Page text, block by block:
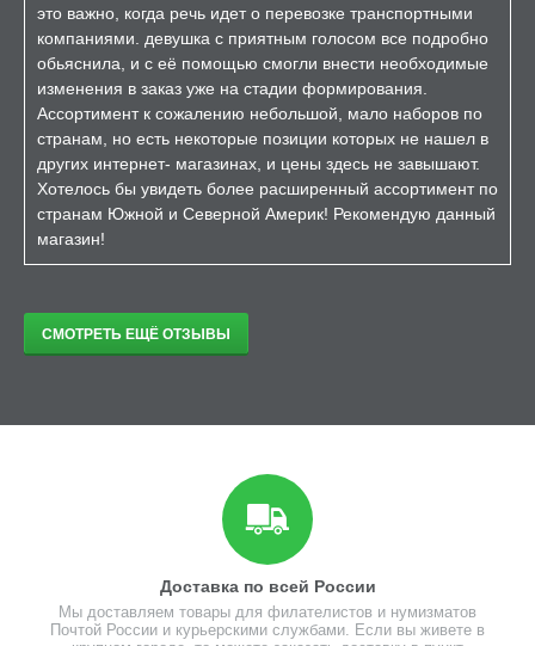
это важно, когда речь идет о перевозке транспортными
компаниями. девушка с приятным голосом все подробно
обьяснила, и с её помощью смогли внести необходимые
изменения в заказ уже на стадии формирования.
Ассортимент к сожалению небольшой, мало наборов по
странам, но есть некоторые позиции которых не нашел в
других интернет- магазинах, и цены здесь не завышают.
Хотелось бы увидеть более расширенный ассортимент по
странам Южной и Северной Америк! Рекомендую данный
магазин!
СМОТРЕТЬ ЕЩЁ ОТЗЫВЫ
Доставка по всей России
Мы доставляем товары для филателистов и нумизматов
Почтой России и курьерскими службами. Если вы живете в